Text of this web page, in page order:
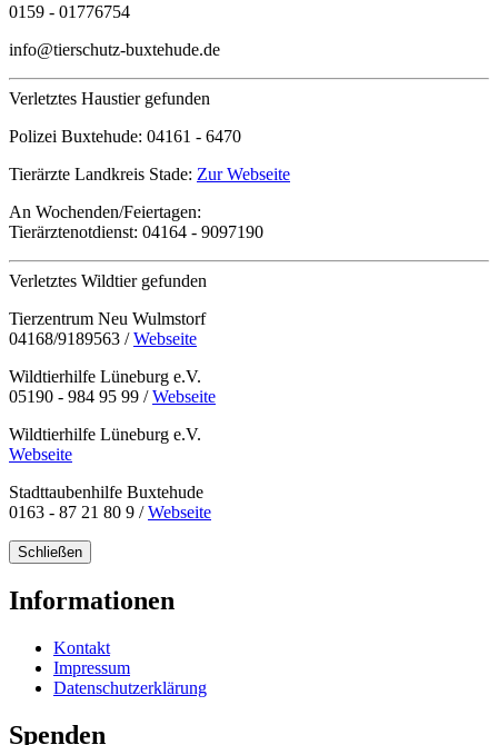
0159 - 01776754
info@tierschutz-buxtehude.de
Verletztes Haustier gefunden
Polizei Buxtehude: 04161 - 6470
Tierärzte Landkreis Stade: Zur Webseite
An Wochenden/Feiertagen:
Tierärztenotdienst: 04164 - 9097190
Verletztes Wildtier gefunden
Tierzentrum Neu Wulmstorf
04168/9189563 /Webseite
Wildtierhilfe Lüneburg e.V.
05190 - 984 95 99 /Webseite
Wildtierhilfe Lüneburg e.V.
Webseite
Stadttaubenhilfe Buxtehude
0163 - 87 21 80 9 /Webseite
Schließen
Informationen
Kontakt
Impressum
Datenschutzerklärung
Spenden